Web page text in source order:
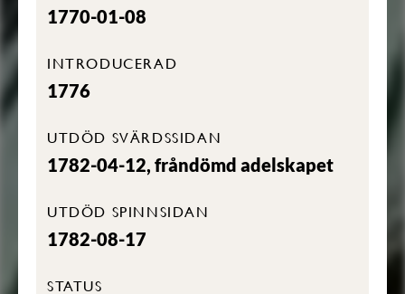
1770-01-08
INTRODUCERAD
1776
UTDÖD SVÄRDSSIDAN
1782-04-12, fråndömd adelskapet
UTDÖD SPINNSIDAN
1782-08-17
STATUS